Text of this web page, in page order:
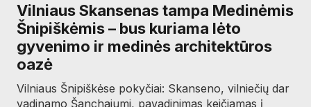
Vilniaus Skansenas tampa Medinėmis
Šnipiškėmis – bus kuriama lėto
gyvenimo ir medinės architektūros
oazė
Vilniaus Šnipiškėse pokyčiai: Skanseno, vilniečių dar
vadinamo Šanchajumi, pavadinimas keičiamas į